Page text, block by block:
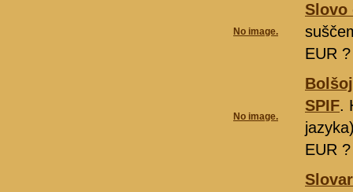
No image.
Slovo
EUR
No image.
SPIF.
EUR